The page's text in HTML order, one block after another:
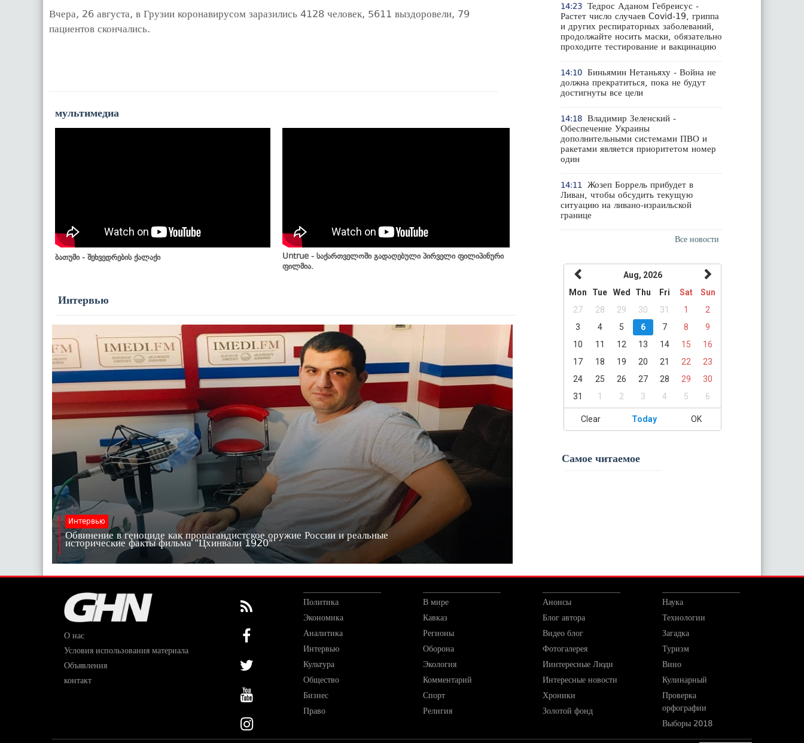
Вчера, 26 августа, в Грузии коронавирусом заразились 4128 человек, 5611 выздоровели, 79
пациентов скончались.
мультимедиа
ბათუმი - შეხვედრების ქალაქი
Untrue - საქართველოში გადაღებული პირველი ფილიპინური
ფილმია.
Интервью
Интервью
Обвинение в геноциде как пропагандистское оружие России и реальные
исторические факты фильма "Цхинвали 1920"
14:23 Тедрос Аданом Гебреисус -
Растет число случаев Covid-19, гриппа
и других респираторных заболеваний,
продолжайте носить маски, обязательно
проходите тестирование и вакцинацию
14:10 Биньямин Нетаньяху - Война не
должна прекратиться, пока не будут
достигнуты все цели
14:18 Владимир Зеленский -
Обеспечение Украины
дополнительными системами ПВО и
ракетами является приоритетом номер
один
14:11
Жозеп Боррель прибудет в
Ливан, чтобы обсудить текущую
ситуацию на ливано-израильской
границе
Все новости
Aug, 2026
Mon
Tue Wed Thu Fri Sat
Sun
27
28 29 30 31 1
2
3
4 5 6 7 8
9
10
11 12 13 14 15
16
17
18 19 20 21 22
23
24
25 26 27 28 29
30
31
1 2 3 4 5 6
Clear Today OK
Самое читаемое
О нас
Условия использования материала
Объявления
контакт
Политика
Экономика
Аналитика
Интервью
Культура
Общество
Бизнес
Право
В мире
Кавказ
Регионы
Оборона
Экология
Комментарий
Спорт
Религия
Анонсы
Блог автора
Видео блог
Фотогалерея
Иинтересные Люди
Интересные новости
Хроники
Золотой фонд
Наука
Технологии
Загадка
Туризм
Вино
Кулинарный
Проверка
орфографии
Выборы 2018